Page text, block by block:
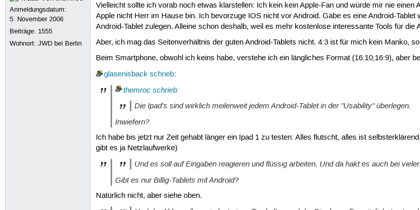
Anmeldungsdatum:
5. November 2006
Beiträge: 1555
Wohnort: JWD bei Berlin
Vielleicht sollte ich vorab noch etwas klarstellen: Ich kein kein Apple-Fan und würde mir nie
Apple nicht Herr im Hause bin. Ich bevorzuge IOS nicht vor Android. Gäbe es eine Android-
Android-Tablet zulegen. Alleine schon deshalb, weil es mehr kostenlose interessante Tools für die
Aber, ich mag das Seitenverhältnis der guten Android-Tablets nicht. 4:3 ist für mich kein Manko,
Beim Smartphone, obwohl ich keins habe, verstehe ich ein längliches Format (16:10;16:9), aber
glasenisback schrieb:
themroc schrieb:
Die Ipad's sind wirklich meilenweit jedem Android-Tablet in der "Usability" überlegen.
Inwiefern?
Ich habe bis jetzt nur Zeit gehabt länger ein Ipad 1 zu testen: Alles flutscht, alles ist
gibt es ja Netzlaufwerke)
Und es soll auf Eingaben reagieren und flüssig arbeiten. Und da hakt es auch bei
Gibt es nur Billig-Tablets mit Android?
Natürlich nicht, aber siehe oben.